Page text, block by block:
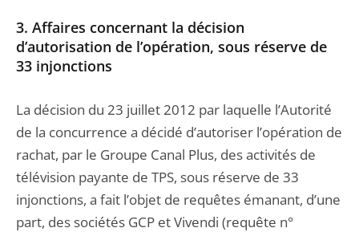
3. Affaires concernant la décision
d’autorisation de l’opération, sous réserve de
33 injonctions
La décision du 23 juillet 2012 par laquelle l’Autorité
de la concurrence a décidé d’autoriser l’opération de
rachat, par le Groupe Canal Plus, des activités de
télévision payante de TPS, sous réserve de 33
injonctions, a fait l’objet de requêtes émanant, d’une
part, des sociétés GCP et Vivendi (requête n°